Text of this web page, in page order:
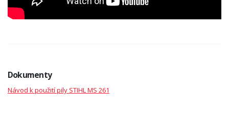
Dokumenty
Návod k použití pily STIHL MS 261